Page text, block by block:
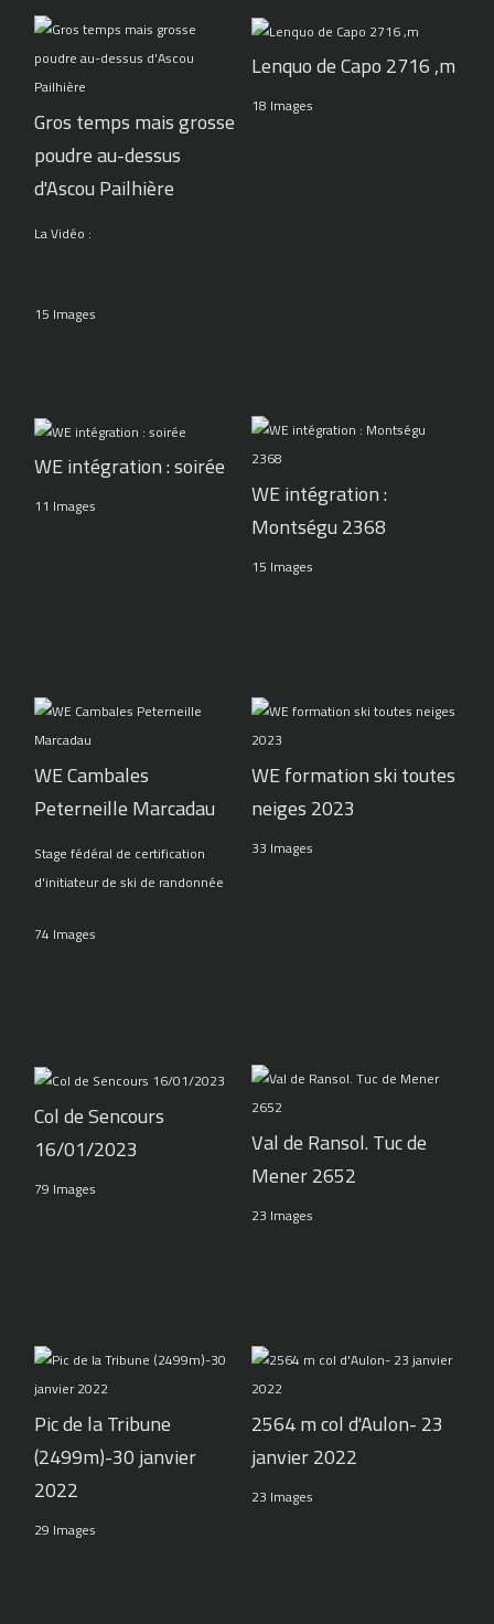
Gros temps mais grosse
poudre au-dessus
d'Ascou Pailhière
La Vidéo :
15 Images
Lenquo de Capo 2716 ,m
18 Images
WE intégration : soirée
11 Images
WE intégration :
Montségu 2368
15 Images
WE Cambales
Peterneille Marcadau
Stage fédéral de certification
d'initiateur de ski de randonnée
74 Images
WE formation ski toutes
neiges 2023
33 Images
Col de Sencours
16/01/2023
79 Images
Val de Ransol. Tuc de
Mener 2652
23 Images
Pic de la Tribune
(2499m)-30 janvier
2022
29 Images
2564 m col d'Aulon- 23
janvier 2022
23 Images